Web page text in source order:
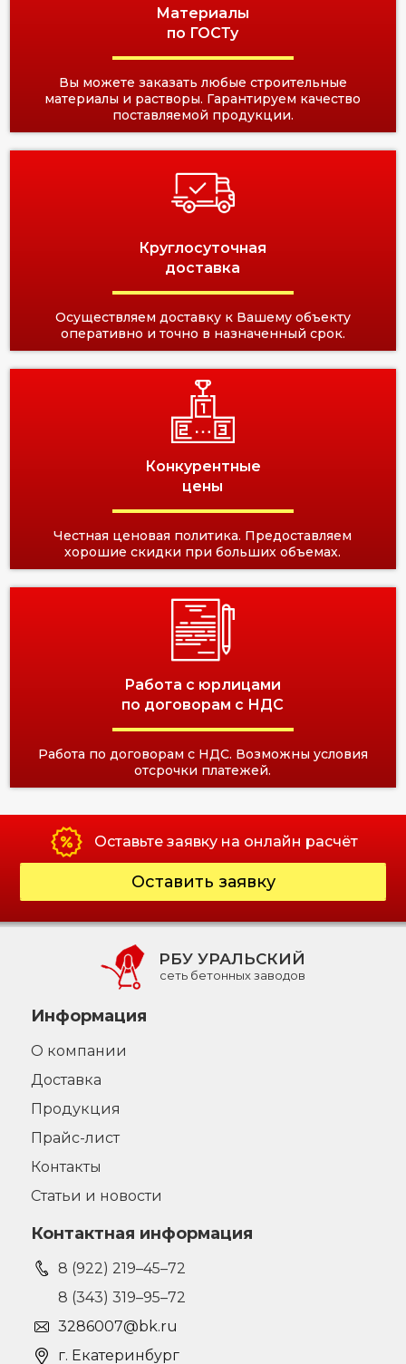
Материалы
по ГОСТу
Вы можете заказать любые строительные
материалы и растворы. Гарантируем качество
поставляемой продукции.
Круглосуточная
доставка
Осуществляем доставку к Вашему объекту
оперативно и точно в назначенный срок.
Конкурентные
цены
Честная ценовая политика. Предоставляем
хорошие скидки при больших объемах.
Работа с юрлицами
по договорам с НДС
Работа по договорам с НДС. Возможны условия
отсрочки платежей.
Оставьте заявку на онлайн расчёт
Оставить заявку
РБУ УРАЛЬСКИЙ
сеть бетонных заводов
Информация
О компании
Доставка
Продукция
Прайс-лист
Контакты
Статьи и новости
Контактная информация
8 (922) 219–45–72
8 (343) 319–95–72
3286007@bk.ru
г. Екатеринбург